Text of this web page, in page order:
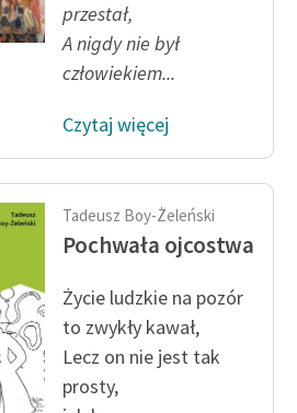
przestał,
A nigdy nie był
człowiekiem...
Czytaj więcej
Tadeusz Boy-Żeleński
Pochwała ojcostwa
Życie ludzkie na pozór
to zwykły kawał,
Lecz on nie jest tak
prosty,